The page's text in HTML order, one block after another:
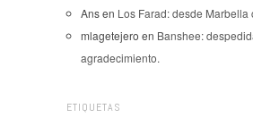
Ansen Los Farad: desde Marbella
mlagetejero en Banshee:
agradecimiento.
ETIQUETAS